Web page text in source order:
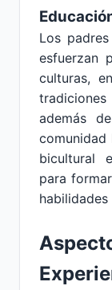
Los
esfuerzan
culturas,
además
comunidad
bicultural
para